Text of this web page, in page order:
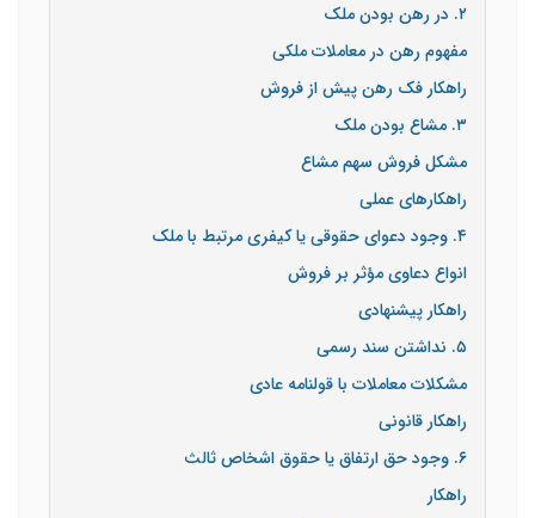
۲. در رهن بودن ملک
مفهوم رهن در معاملات ملکی
راهکار فک رهن پیش از فروش
۳. مشاع بودن ملک
مشکل فروش سهم مشاع
راهکارهای عملی
۴. وجود دعوای حقوقی یا کیفری مرتبط با ملک
انواع دعاوی مؤثر بر فروش
راهکار پیشنهادی
۵. نداشتن سند رسمی
مشکلات معاملات با قولنامه عادی
راهکار قانونی
۶. وجود حق ارتفاق یا حقوق اشخاص ثالث
راهکار